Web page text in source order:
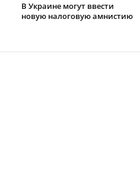
В Украине могут ввести
новую налоговую амнистию